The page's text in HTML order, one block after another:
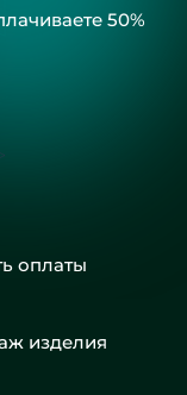
50%
оплаты
изделия